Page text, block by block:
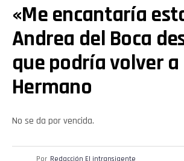
«Me encantaría
Andrea del Boca
que podría volver a
Hermano
No se da por vencida.
Por Redacción El intransigente